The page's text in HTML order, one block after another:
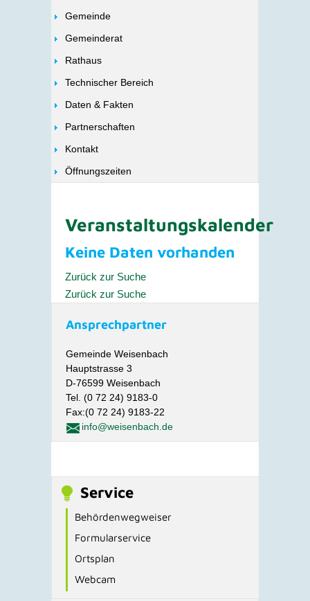
Gemeinde
Gemeinderat
Rathaus
Technischer Bereich
Daten & Fakten
Partnerschaften
Kontakt
Öffnungszeiten
Veranstaltungskalender
Keine Daten vorhanden
Zurück zur Suche
Zurück zur Suche
Ansprechpartner
Gemeinde Weisenbach
Hauptstrasse 3
D-76599 Weisenbach
Tel. (0 72 24) 9183-0
Fax:(0 72 24) 9183-22
info@weisenbach.de
Service
Behördenwegweiser
Formularservice
Ortsplan
Webcam